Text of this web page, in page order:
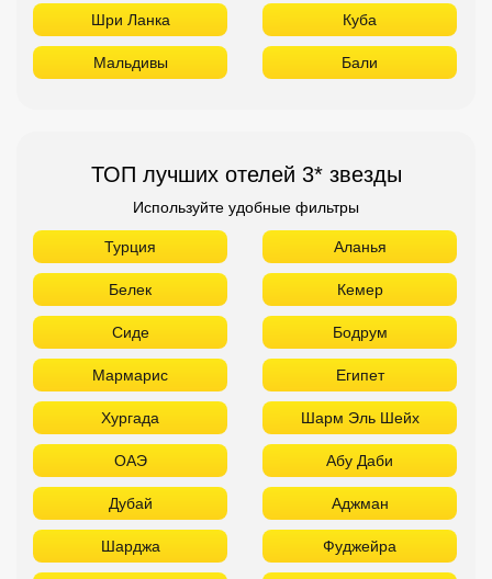
Шри Ланка Куба
Мальдивы Бали
ТОП лучших отелей 3* звезды
Используйте удобные фильтры
Турция Аланья
Белек Кемер
Сиде Бодрум
Мармарис Египет
Хургада Шарм Эль Шейх
ОАЭ Абу Даби
Дубай Аджман
Шарджа Фуджейра